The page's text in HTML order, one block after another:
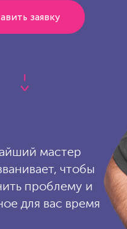
заявку
мастер
чтобы
проблему и
для вас время